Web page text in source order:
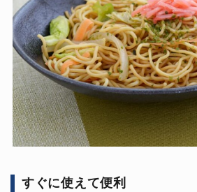
すぐに使えて便利